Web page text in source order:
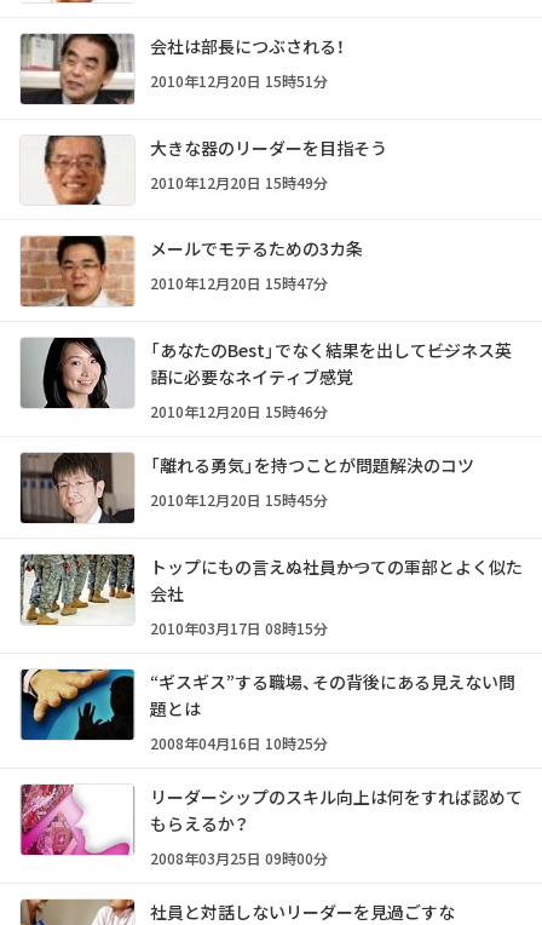
会社は部長につぶされる！
2010年12月20日 15時51分
大きな器のリーダーを目指そう
2010年12月20日 15時49分
メールでモテるための3カ条
2010年12月20日 15時47分
「あなたのBest」でなく結果を出して――ビジネス英
語に必要なネイティブ感覚
2010年12月20日 15時46分
「離れる勇気」を持つことが問題解決のコツ
2010年12月20日 15時45分
トップにもの言えぬ社員――かつての軍部とよく似た
会社
2010年03月17日 08時15分
“ギスギス”する職場、その背後にある見えない問
題とは
2008年04月16日 10時25分
リーダーシップのスキル向上は何をすれば認めて
もらえるか？
2008年03月25日 09時00分
社員と対話しないリーダーを見過ごすな